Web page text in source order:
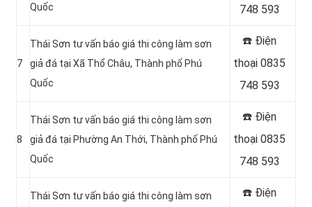
Quốc
748 593
7
Thái Sơn tư vấn báo giá thi công làm sơn
giả đá tại Xã Thổ Châu, Thành phố Phú
Quốc
☎️ Điện
thoại 0835
748 593
8
Thái Sơn tư vấn báo giá thi công làm sơn
giả đá tại Phường An Thới, Thành phố Phú
Quốc
☎️ Điện
thoại 0835
748 593
Thái Sơn tư vấn báo giá thi công làm sơn ☎️ Điện